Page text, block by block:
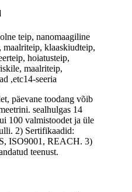
teip, nanomaagiline
klaaskiudteip,
hoiatusteip,
maalriteip,
,etc14-seeria